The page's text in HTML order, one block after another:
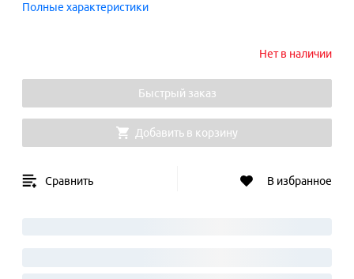
Полные характеристики
Нет в наличии
Быстрый заказ
Добавить в корзину
Сравнить В избранное